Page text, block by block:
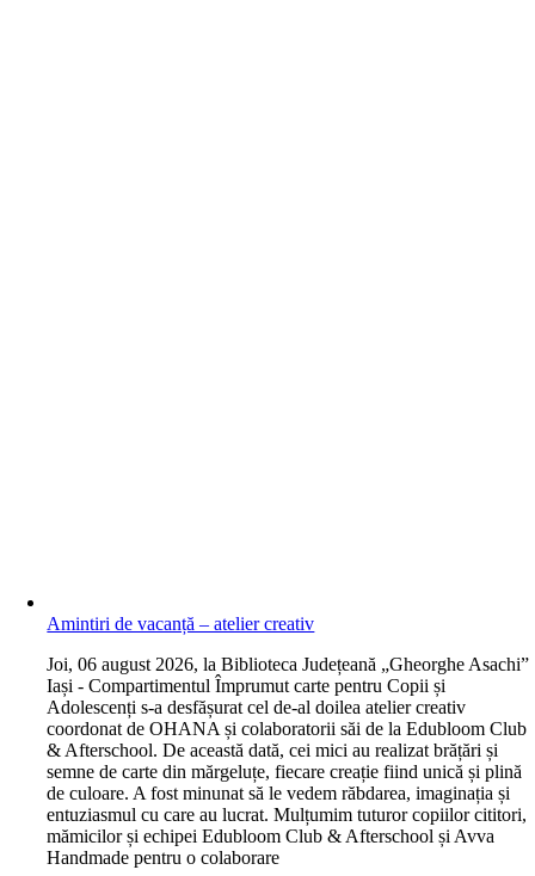
Amintiri de vacanță – atelier creativ
Joi, 06 august 2026, la Biblioteca Județeană „Gheorghe Asachi”
Iași - Compartimentul Împrumut carte pentru Copii și
Adolescenți s-a desfășurat cel de-al doilea atelier creativ
coordonat de OHANA și colaboratorii săi de la Edubloom Club
& Afterschool. De această dată, cei mici au realizat brățări și
semne de carte din mărgeluțe, fiecare creație fiind unică și plină
de culoare. A fost minunat să le vedem răbdarea, imaginația și
entuziasmul cu care au lucrat. Mulțumim tuturor copiilor cititori,
mămicilor și echipei Edubloom Club & Afterschool și Avva
Handmade pentru o colaborare